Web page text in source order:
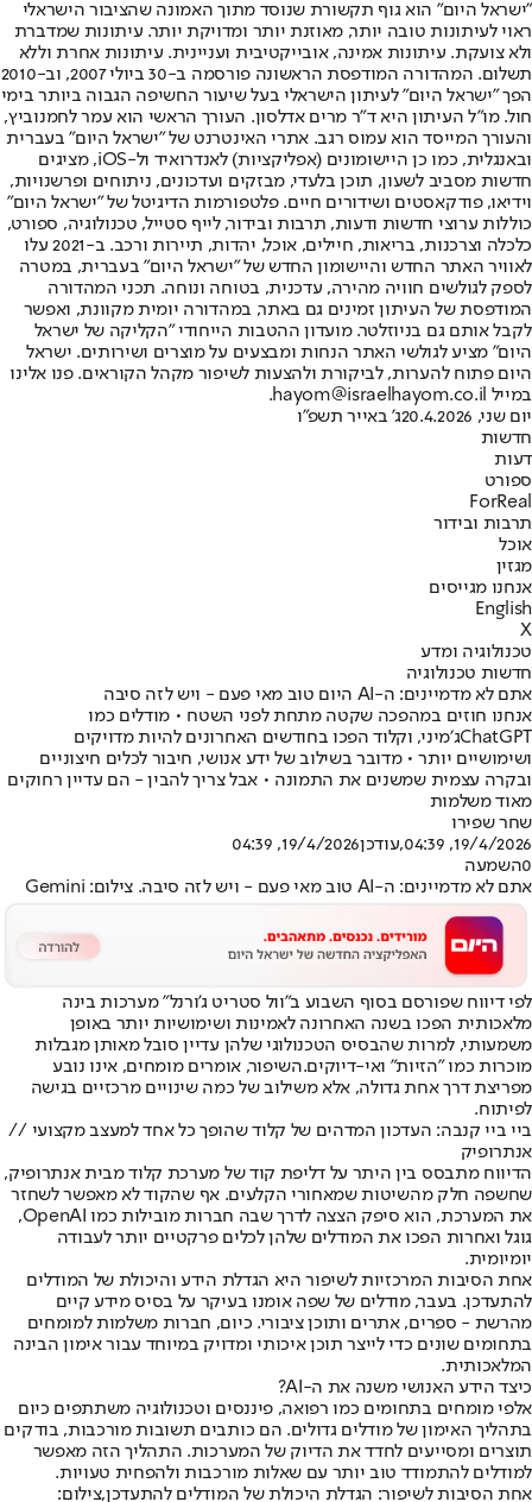
"ישראל היום" הוא גוף תקשורת שנוסד מתוך האמונה שהציבור הישראלי
ראוי לעיתונות טובה יותר, מאוזנת יותר ומדויקת יותר. עיתונות שמדברת
ולא צועקת. עיתונות אמינה, אובייקטיבית ועניינית. עיתונות אחרת וללא
תשלום. המהדורה המודפסת הראשונה פורסמה ב-30 ביולי 2007, וב-2010
הפך "ישראל היום" לעיתון הישראלי בעל שיעור החשיפה הגבוה ביותר בימי
חול. מו"ל העיתון היא ד"ר מרים אדלסון. העורך הראשי הוא עמר לחמנוביץ,
והעורך המייסד הוא עמוס רגב. אתרי האינטרנט של "ישראל היום" בעברית
ובאנגלית, כמו כן היישומונים (אפליקציות) לאנדרואיד ול-iOS, מציגים
חדשות מסביב לשעון, תוכן בלעדי, מבזקים ועדכונים, ניתוחים ופרשנויות,
וידיאו, פודקאסטים ושידורים חיים. פלטפורמות הדיגיטל של "ישראל היום"
כוללות ערוצי חדשות ודעות, תרבות ובידור, לייף סטייל, טכנולוגיה, ספורט,
כלכלה וצרכנות, בריאות, חיילים, אוכל, יהדות, תיירות ורכב. ב-2021 עלו
לאוויר האתר החדש והיישומון החדש של "ישראל היום" בעברית, במטרה
לספק לגולשים חוויה מהירה, עדכנית, בטוחה ונוחה. תכני המהדורה
המודפסת של העיתון זמינים גם באתר, במהדורה יומית מקוונת, ואפשר
לקבל אותם גם בניוזלטר. מועדון ההטבות הייחודי "הקליקה של ישראל
היום" מציע לגולשי האתר הנחות ומבצעים על מוצרים ושירותים. ישראל
היום פתוח להערות, לביקורת ולהצעות לשיפור מקהל הקוראים. פנו אלינו
במייל hayom@israelhayom.co.il.
יום שני, 20.4.2026
ג' באייר תשפ"ו
חדשות
דעות
ספורט
ForReal
תרבות ובידור
אוכל
מגזין
אנחנו מגייסים
English
X
טכנולוגיה ומדע
חדשות טכנולוגיה
אתם לא מדמיינים: ה-AI היום טוב מאי פעם - ויש לזה סיבה
אנחנו חוזים במהפכה שקטה מתחת לפני השטח • מודלים כמו
ChatGPTג׳מיני, וקלוד הפכו בחודשים האחרונים להיות מדויקים
ושימושיים יותר • מדובר בשילוב של ידע אנושי, חיבור לכלים חיצוניים
ובקרה עצמית שמשנים את התמונה • אבל צריך להבין - הם עדיין רחוקים
מאוד משלמות
שחר שפירו
19/4/2026, 04:39
,עודכן19/4/2026, 04:39
0השמעה
אתם לא מדמיינים: ה-AI טוב מאי פעם - ויש לזה סיבה. צילום: Gemini
לפי דיווח שפורסם בסוף השבוע ב"וול סטריט ג'ורנל" מערכות בינה
מלאכותית הפכו בשנה האחרונה לאמינות ושימושיות יותר באופן
משמעותי, למרות שהבסיס הטכנולוגי שלהן עדיין סובל מאותן מגבלות
מוכרות כמו "הזיות" ואי-דיוקים.השיפור, אומרים מומחים, אינו נובע
מפריצת דרך אחת גדולה, אלא משילוב של כמה שינויים מרכזיים בגישה
לפיתוח.
ביי ביי קנבה: העדכון המדהים של קלוד שהופך כל אחד למעצב מקצועי //
אנתרופיק
הדיווח מתבסס בין היתר על דליפת קוד של מערכת קלוד מבית אנתרופיק,
שחשפה חלק מהשיטות שמאחורי הקלעים. אף שהקוד לא מאפשר לשחזר
את המערכת, הוא סיפק הצצה לדרך שבה חברות מובילות כמו OpenAI,
גוגל ואחרות הפכו את המודלים שלהן לכלים פרקטיים יותר לעבודה
יומיומית.
אחת הסיבות המרכזיות לשיפור היא הגדלת הידע והיכולת של המודלים
להתעדכן. בעבר, מודלים של שפה אומנו בעיקר על בסיס מידע קיים
מהרשת - ספרים, אתרים ותוכן ציבורי. כיום, חברות משלמות למומחים
בתחומים שונים כדי לייצר תוכן איכותי ומדויק במיוחד עבור אימון הבינה
המלאכותית.
כיצד הידע האנושי משנה את ה-AI?
אלפי מומחים בתחומים כמו רפואה, פיננסים וטכנולוגיה משתתפים כיום
בתהליך האימון של מודלים גדולים. הם כותבים תשובות מורכבות, בודקים
תוצרים ומסייעים לחדד את הדיוק של המערכות. התהליך הזה מאפשר
למודלים להתמודד טוב יותר עם שאלות מורכבות ולהפחית טעויות.
אחת הסיבות לשיפור: הגדלת היכולת של המודלים להתעדכן,צילום: